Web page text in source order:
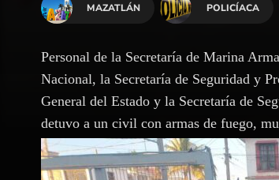
MAZATLÁN POLICÍACA
Personal de la Secretaría de Marina
Nacional, la Secretaría de Seguridad y
General del Estado y la Secretaría de
detuvo a un civil con armas de fuego,